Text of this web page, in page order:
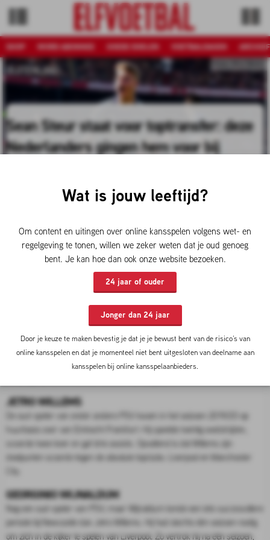
SHOP WORD ABONNEE GOEDE DOELEN VOETBALDAGEN ARCHIEF
BUITENLAND
Sean Steur staat voor toptransfer: deze
Nederlanders gingen hem voor bij
De 18-jarige Sean Steur staat aan de vooravond van een
verrassende transfer. Newcastle United heeft naar verluidt,
diensten van het Volendamse talent. Hij kan de volgende
Nederlander in dienst van Newcastle United worden, maar
welke spelers gingen hem al voor?
Dit is de enige Nederlander die op dit moment nog onder contract staat bij
Newcastle United. Net als Steur komt Botman uit de jeugdopleiding van
Ajax. Na een omweg via SC Heerenveen en LOSC Lille is hij in 2022
JETRO WILLEMS
De oud-speler van onder andere PSV kwam in het seizoen 2019/20 op
huurbasis over van Eintracht Frankfurt. Hij speelde twintig wedstrijden,
scoorde twee keer en gaf drie assists. Opvallend is dat Willems zijn
doelpunten scoorde tegen de absolute topclubs: Liverpool en Manchester
GEORGINIO WIJNALDUM
Nog een oud-speler van PSV, maar Wijnaldum kende een iets succesvollere
periode bij Newcastle dan Jetro Willems. Hij had slechts één seizoen nodig
om zich in de kijker te spelen van Liverpool. Zo vertrok hij na één seizoen,
Wat is jouw leeftijd?
Om content en uitingen over online kansspelen volgens wet- en
regelgeving te tonen, willen we zeker weten dat je oud genoeg
bent. Je kan hoe dan ook onze website bezoeken.
24 jaar of ouder
Jonger dan 24 jaar
Door je keuze te maken bevestig je dat je je bewust bent van de risico’s van
online kansspelen en dat je momenteel niet bent uitgesloten van deelname aan
kansspelen bij online kansspelaanbieders.